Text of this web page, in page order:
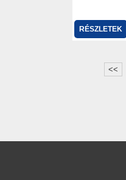
RÉSZLETEK
<<